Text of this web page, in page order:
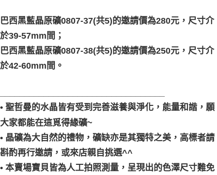
巴西黑藍晶原礦0807-37(共5)的邀請價為280元，尺寸介
於39-57mm間；
巴西黑藍晶原礦0807-38(共5)的邀請價為250元，尺寸介
於42-60mm間。
• 聖哲曼的水晶皆有受到完善滋養與淨化，能量和諧，願
大家都能在這覓得緣礦~
• 晶礦為大自然的禮物，礦缺亦是其獨特之美，高標者請
斟酌再行邀請，或來店親自挑選^^
• 本賣場寶貝皆為人工拍照測量，呈現出的色澤尺寸難免